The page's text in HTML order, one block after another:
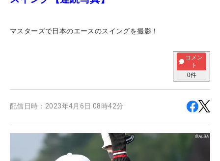
マスターズで日本のエースのスイングを撮影！
コメン
ト
0件
配信日時： 2023年4月6日 08時42分